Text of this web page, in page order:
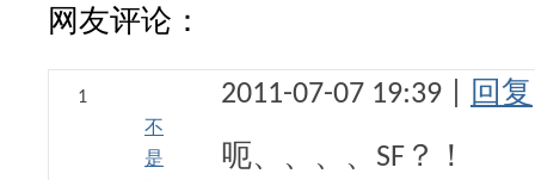
网友评论：
1
不
是
2011-07-07 19:39 | 回复
呃、、、、SF？！